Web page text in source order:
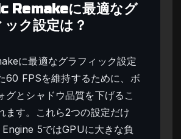
Remakeに最適なグ
ック設定は？
に最適なグラフィック設定
60 FPSを維持するために、ボ
グとシャドウ品質を下げるこ
ます。これら2つの設定だけ
5ではGPUに大きな負